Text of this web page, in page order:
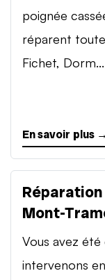
poignée
réparent
Fichet, Dorm...
En savoir plus →
Mont-
Vous avez
intervenons